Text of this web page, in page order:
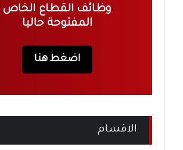
وظائف القطاع الخاص
المفتوحة حاليا
اضغط هنا
الاقسام